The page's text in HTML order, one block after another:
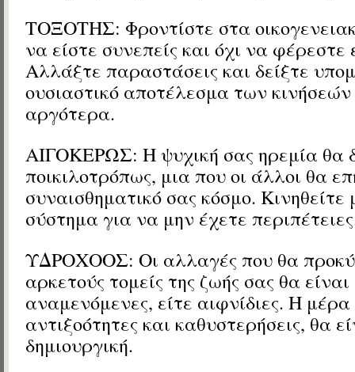
ΤΟΞΟΤΗΣ: Φροντίστε στα
να είστε συνεπείς και όχι να φέρεστε
Αλλάξτε παραστάσεις και δείξτε
ουσιαστικό αποτέλεσμα των
αργότερα.
ΑΙΓΟΚΕΡΩΣ: Η ψυχική σας ηρεμία θα
ποικιλοτρόπως, μια που οι άλλοι θα
συναισθηματικό σας κόσμο. Κινηθείτε
σύστημα για να μην έχετε
ΥΔΡΟΧΟΟΣ: Οι αλλαγές που θα
αρκετούς τομείς της ζωής σας θα είναι
αναμενόμενες, είτε αιφνίδιες. Η
αντιξοότητες και καθυστερήσεις, θα
δημιουργική.